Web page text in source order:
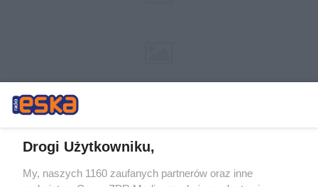
Drogi Użytkowniku,
My, naszych 1160 zaufanych partnerów oraz inne